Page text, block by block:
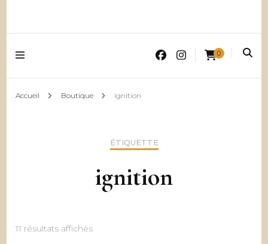
0
Accueil Boutique ignition
ÉTIQUETTE
ignition
11 résultats affichésTrié